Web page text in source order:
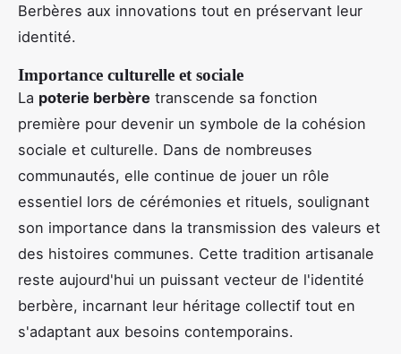
Berbères aux innovations tout en préservant leur
identité.
Importance culturelle et sociale
La poterie berbère transcende sa fonction
première pour devenir un symbole de la cohésion
sociale et culturelle. Dans de nombreuses
communautés, elle continue de jouer un rôle
essentiel lors de cérémonies et rituels, soulignant
son importance dans la transmission des valeurs et
des histoires communes. Cette tradition artisanale
reste aujourd'hui un puissant vecteur de l'identité
berbère, incarnant leur héritage collectif tout en
s'adaptant aux besoins contemporains.